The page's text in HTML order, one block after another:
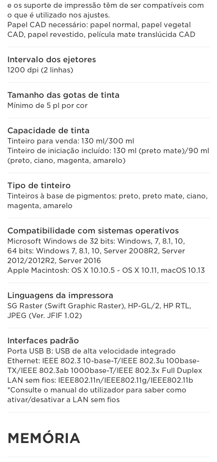
e os suporte de impressão têm de ser compatíveis com
o que é utilizado nos ajustes.
Papel CAD necessário: papel normal, papel vegetal
CAD, papel revestido, película mate translúcida CAD
Intervalo dos ejetores
1200 dpi (2 linhas)
Tamanho das gotas de tinta
Mínimo de 5 pl por cor
Capacidade de tinta
Tinteiro para venda: 130 ml/300 ml
Tinteiro de iniciação incluído: 130 ml (preto mate)/90 ml
(preto, ciano, magenta, amarelo)
Tipo de tinteiro
Tinteiros à base de pigmentos: preto, preto mate, ciano,
magenta, amarelo
Compatibilidade com sistemas operativos
Microsoft Windows de 32 bits: Windows, 7, 8.1, 10,
64 bits: Windows 7, 8.1, 10, Server 2008R2, Server
2012/2012R2, Server 2016
Apple Macintosh: OS X 10.10.5 ~ OS X 10.11, macOS 10.13
Linguagens da impressora
SG Raster (Swift Graphic Raster), HP-GL/2, HP RTL,
JPEG (Ver. JFIF 1.02)
Interfaces padrão
Porta USB B: USB de alta velocidade integrado
Ethernet: IEEE 802.3 10-base-T/IEEE 802.3u 100base-
TX/IEEE 802.3ab 1000base-T/IEEE 802.3x Full Duplex
LAN sem fios: IEEE802.11n/IEEE802.11g/IEEE802.11b
*Consulte o manual do utilizador para saber como
ativar/desativar a LAN sem fios
MEMÓRIA